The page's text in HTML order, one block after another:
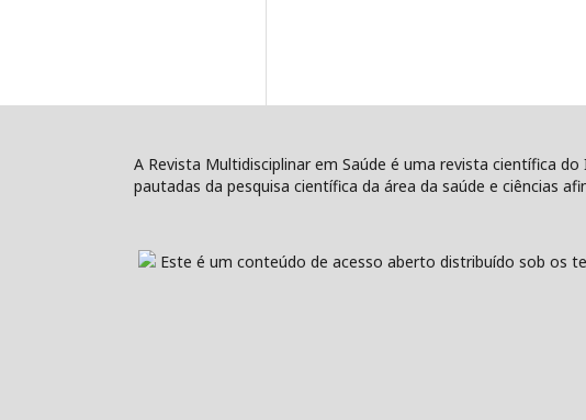
A Revista Multidisciplinar em Saúde é uma revista científica
pautadas da pesquisa científica da área da saúde e ciências
Este é um conteúdo de acesso aberto distribuído sob os